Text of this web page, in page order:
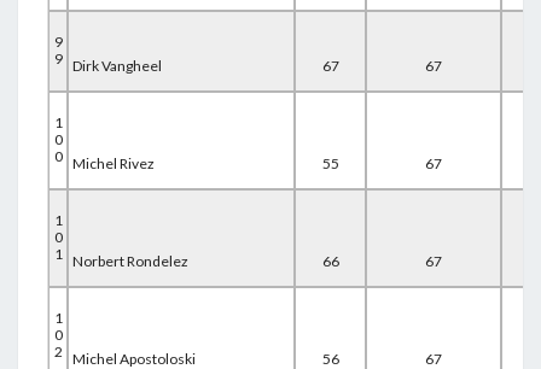
9
9 Dirk Vangheel 67 67
1
0
0 Michel Rivez 55 67
1
0
1 Norbert Rondelez 66 67
1
0
2
Michel Apostoloski 56 67